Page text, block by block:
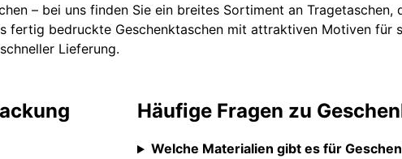
– bei uns finden Sie ein breites Sortiment an
bedruckte Geschenktaschen mit attraktiven Motiven für
Lieferung.
Häufige Fragen zu
Welche Materialien gibt es für